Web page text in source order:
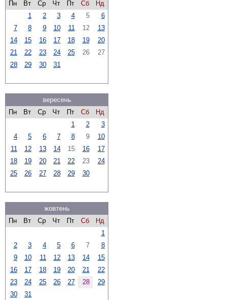
Пн
Вт Ср Чт Пт Сб
Нд
1
2 3 4 5
6
7
8 9 10 11 12
13
14
15 16 17 18 19
20
21
22 23 24 25 26
27
28
29 30 31
вересень
Пн
Вт Ср Чт Пт Сб
Нд
1
2
3
4
5 6 7 8 9
10
11
12 13 14 15 16
17
18
19 20 21 22 23
24
25
26 27 28 29 30
жовтень
Пн
Вт Ср Чт Пт Сб
Нд
1
2
3 4 5 6 7
8
9
10 11 12 13 14
15
16
17 18 19 20 21
22
23
24 25 26 27 28
29
30
31